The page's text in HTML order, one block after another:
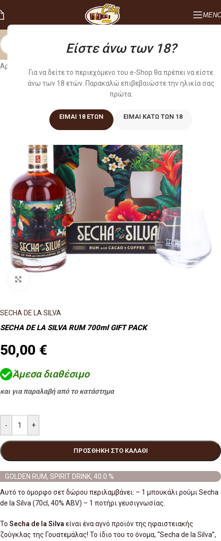
Είστε άνω των 18?
Για να δείτε το περιεχόμενο του e-Shop θα πρέπει να είστε
άνω των 18 ετών. Παρακαλώ επιβεβαιώστε την ηλικία σας
πρώτα.
ΕΊΜΑΙ 18 ΕΤΏΝ ΕΊΜΑΙ ΚΆΤΩ ΤΩΝ 18
Αρχική σελίδα
SECHA DE LA SILVA
SECHA DE LA SILVA RUM 700ml GIFT PACK
50,00 €
Άμεσα διαθέσιμο
και για παραλαβή από το κατάστημα
- +
ΠΡΟΣΘΉΚΗ ΣΤΟ ΚΑΛΆΘΙ
GOLDEN RUM, SPIRIT DRINK, 40.0 %
Αυτό το όμορφο σετ δώρου περιλαμβάνει: – 1 μπουκάλι ρούμι Secha
de la Silva (70cl, 40% ABV) – 1 ποτήρι γευσιγνωσίας.
Το Secha de la Silva είναι ένα αγνό προϊόν της ηφαιστειακής
ζούγκλας της Γουατεμάλας! Το ίδιο του το όνομα, “Secha de la Silva”,